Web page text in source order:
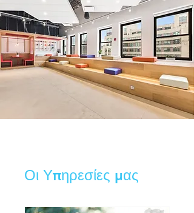
Οι Υπηρεσίες μας